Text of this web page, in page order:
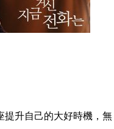
提升自己的大好時機，無